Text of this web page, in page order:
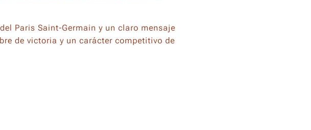
Paris Saint-Germain y un claro mensaje
de victoria y un carácter competitivo de